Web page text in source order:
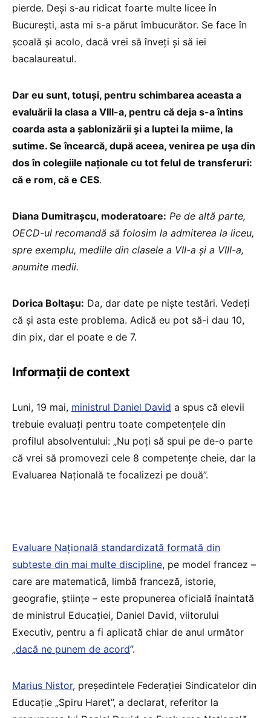
pierde. Deși s-au ridicat foarte multe licee în
București, asta mi s-a părut îmbucurător. Se face în
școală și acolo, dacă vrei să înveți și să iei
bacalaureatul.
Dar eu sunt, totuși, pentru schimbarea aceasta a
evaluării la clasa a VIII-a, pentru că deja s-a întins
coarda asta a șablonizării și a luptei la miime, la
sutime. Se încearcă, după aceea, venirea pe ușa din
dos în colegiile naționale cu tot felul de transferuri:
că e rom, că e CES.
Diana Dumitrașcu, moderatoare: Pe de altă parte,
OECD-ul recomandă să folosim la admiterea la liceu,
spre exemplu, mediile din clasele a VII-a și a VIII-a,
anumite medii.
Dorica Boltașu: Da, dar date pe niște testări. Vedeți
că și asta este problema. Adică eu pot să-i dau 10,
din pix, dar el poate e de 7.
Informații de context
Luni, 19 mai, ministrul Daniel David a spus că elevii
trebuie evaluați pentru toate competențele din
profilul absolventului: „Nu poți să spui pe de-o parte
că vrei să promovezi cele 8 competențe cheie, dar la
Evaluarea Națională te focalizezi pe două”.
Evaluare Națională standardizată formată din
subteste din mai multe discipline, pe model francez –
care are matematică, limbă franceză, istorie,
geografie, științe – este propunerea oficială înaintată
de ministrul Educației, Daniel David, viitorului
Executiv, pentru a fi aplicată chiar de anul următor
„dacă ne punem de acord”.
Marius Nistor, președintele Federației Sindicatelor din
Educație „Spiru Haret”, a declarat, referitor la